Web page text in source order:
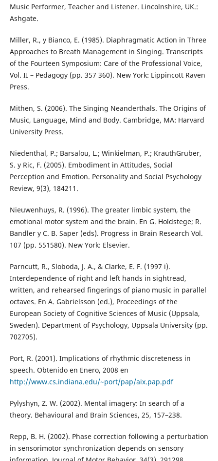
Music Performer, Teacher and Listener. Lincolnshire, UK.:
Ashgate.
Miller, R., y Bianco, E. (1985). Diaphragmatic Action in Three
Approaches to Breath Management in Singing. Transcripts
of the Fourteen Symposium: Care of the Professional Voice,
Vol. II – Pedagogy (pp. 357 360). New York: Lippincott Raven
Press.
Mithen, S. (2006). The Singing Neanderthals. The Origins of
Music, Language, Mind and Body. Cambridge, MA: Harvard
University Press.
Niedenthal, P.; Barsalou, L.; Winkielman, P.; KrauthGruber,
S. y Ric, F. (2005). Embodiment in Attitudes, Social
Perception and Emotion. Personality and Social Psychology
Review, 9(3), 184211.
Nieuwenhuys, R. (1996). The greater limbic system, the
emotional motor system and the brain. En G. Holdstege; R.
Bandler y C. B. Saper (eds). Progress in Brain Research Vol.
107 (pp. 551580). New York: Elsevier.
Parncutt, R., Sloboda, J. A., & Clarke, E. F. (1997 i).
Interdependence of right and left hands in sightread,
written, and rehearsed fingerings of piano music in parallel
octaves. En A. Gabrielsson (ed.), Proceedings of the
European Society of Cognitive Sciences of Music (Uppsala,
Sweden). Department of Psychology, Uppsala University (pp.
702705).
Port, R. (2001). Implications of rhythmic discreteness in
speech. Obtenido en Enero, 2008 en
http://www.cs.indiana.edu/~port/pap/aix.pap.pdf
Pylyshyn, Z. W. (2002). Mental imagery: In search of a
theory. Behavioural and Brain Sciences, 25, 157–238.
Repp, B. H. (2002). Phase correction following a perturbation
in sensorimotor synchronization depends on sensory